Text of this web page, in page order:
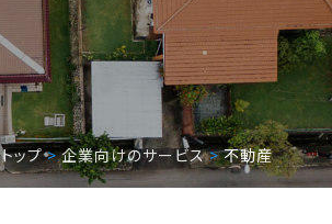
トップ>企業向けのサービス>不動産